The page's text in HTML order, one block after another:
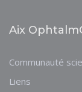
Aix
Communauté
Liens